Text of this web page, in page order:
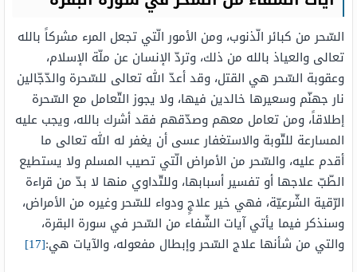
السّحر من كبائر الّذنوب، ومن الأمور الّتي تجعل المرء مشركاً بالله
تعالى والعياذ بالله من ذلك، وتردّ الإنسان عن ملّة الإسلام،
وعقوبة السّحر هي القتل، وقد أعدّ الله تعالى للسّحرة والدّجّالين
نار جهنّم وسعيرها خالدين فيها، ولا يجوز التّعامل مع السّحرة
إطلاقاً، ومن تعامل معهم وصدّقهم فقد أشرك بالله، ويجب عليه
المسارعة للتّوبة والاستغفار عسى أن يغفر له الله تعالى ما
أقدم عليه، والسّحر من الأمراض الّتي تصيب المسلم ولا يستطيع
الطّبّ علاجها أو تفسير أسبابها، وللتّداوي منها لا بدّ من قراءة
الرّقية الشّرعيّة، فهي خير علاجٍ ودواء للسّحر وغيره من الأمراض،
وسنذكر فيما يأتي آيات الشّفاء من السّحر في سورة البقرة،
والتي من شأنها علاج السّحر وإبطال مفعوله، والآيات هي:[17]